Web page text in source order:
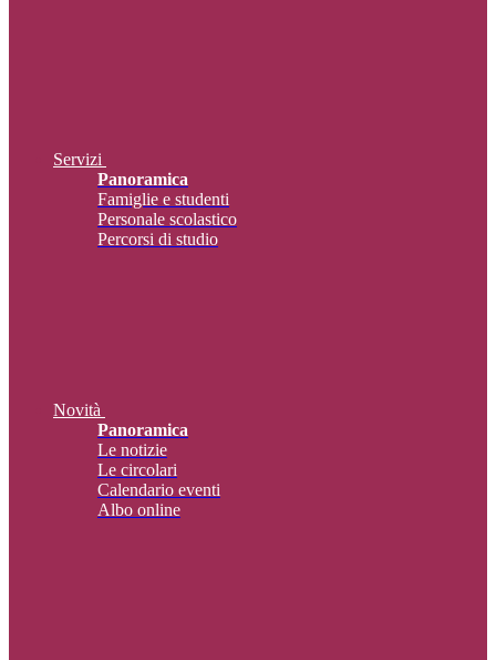
Servizi
Panoramica
Famiglie e studenti
Personale scolastico
Percorsi di studio
Novità
Panoramica
Le notizie
Le circolari
Calendario eventi
Albo online